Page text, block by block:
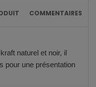
COMMENTAIRES
naturel et noir, il
pour une présentation